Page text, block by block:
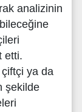
analizinin
etti.
çiftçi ya da
şekilde